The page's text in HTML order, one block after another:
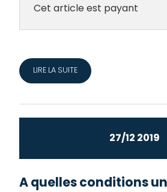
Cet article est payant
LIRE LA SUITE
27/12 2019
A quelles conditions un